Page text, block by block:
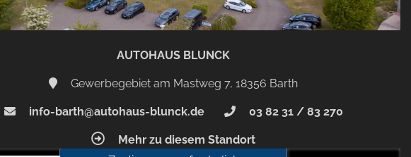
AUTOHAUS BLUNCK
Gewerbegebiet am Mastweg 7, 18356 Barth
info-barth@autohaus-blunck.de 03 82 31 / 83 270
Mehr zu diesem Standort